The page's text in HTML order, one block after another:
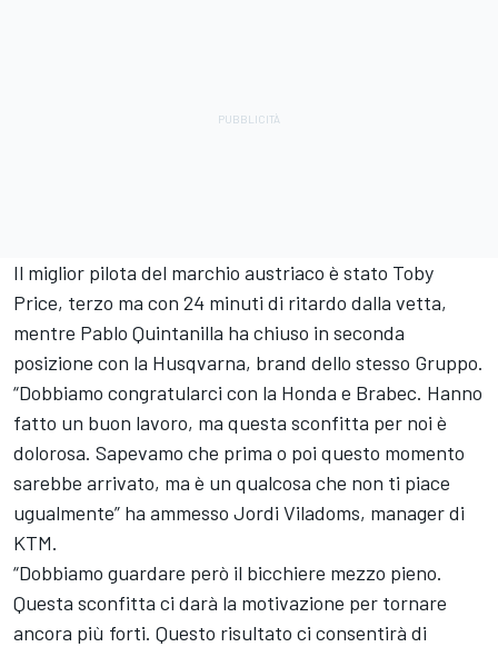
Il miglior pilota del marchio austriaco è stato Toby
Price, terzo ma con 24 minuti di ritardo dalla vetta,
mentre Pablo Quintanilla ha chiuso in seconda
posizione con la Husqvarna, brand dello stesso Gruppo.
“Dobbiamo congratularci con la Honda e Brabec. Hanno
fatto un buon lavoro, ma questa sconfitta per noi è
dolorosa. Sapevamo che prima o poi questo momento
sarebbe arrivato, ma è un qualcosa che non ti piace
ugualmente” ha ammesso Jordi Viladoms, manager di
KTM.
“Dobbiamo guardare però il bicchiere mezzo pieno.
Questa sconfitta ci darà la motivazione per tornare
ancora più forti. Questo risultato ci consentirà di